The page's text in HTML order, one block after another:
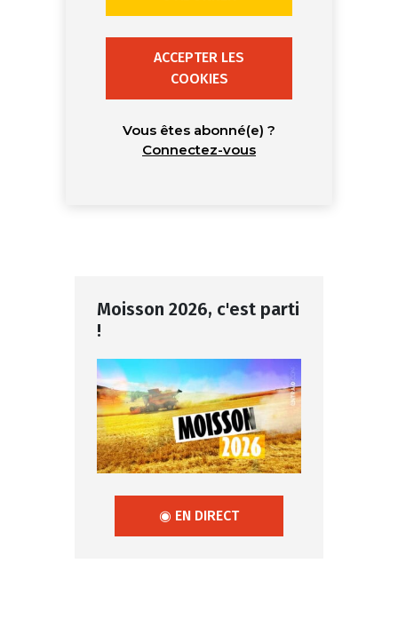
ACCEPTER LES
COOKIES
Vous êtes abonné(e) ?
Connectez-vous
Moisson 2026, c'est parti
!
◉ EN DIRECT